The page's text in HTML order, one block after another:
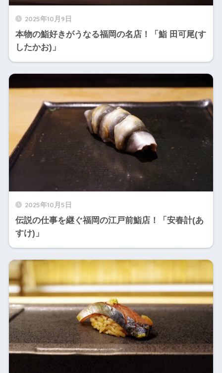
2025年10月9日
本物の鮨好きがうなる福岡の名店！「鮨 田可尾(す
したかお)」
2025年10月5日
伝説の仕事を継ぐ福岡の江戸前鮨店！「安春計(あ
すけ)」